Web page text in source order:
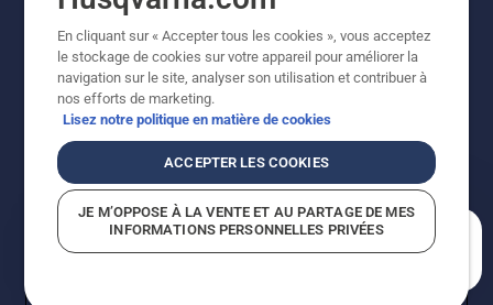
l'amélioration continue, le produit peut légèrement
varier par rapport aux images, mais la fonctionnalité de
En cliquant sur « Accepter tous les cookies », vous acceptez
le stockage de cookies sur votre appareil pour améliorer la
navigation sur le site, analyser son utilisation et contribuer à
nos efforts de marketing.
Lisez notre politique en matière de cookies
ACCEPTER LES COOKIES
JE M’OPPOSE À LA VENTE ET AU PARTAGE DE MES
INFORMATIONS PERSONNELLES PRIVÉES
En quoi pouvons-nous vous aider?